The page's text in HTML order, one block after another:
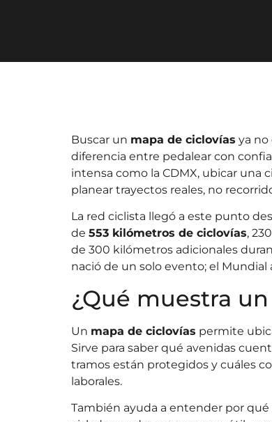
Buscar un mapa de ciclovías ya no
diferencia entre pedalear con
intensa como la CDMX, ubicar una
planear trayectos reales, no
La red ciclista llegó a este punto
de 553 kilómetros de ciclovías,
de 300 kilómetros adicionales
nació de un solo evento; el Mundial
¿Qué muestra
Un mapa de ciclovías permite
Sirve para saber qué avenidas
tramos están protegidos y cuáles
laborales.
También ayuda a entender por qué